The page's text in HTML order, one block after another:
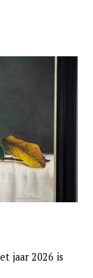
jaar 2026 is